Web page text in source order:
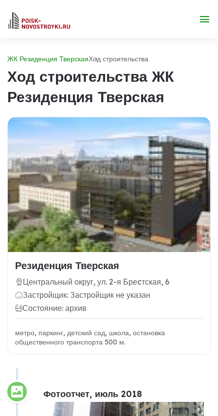
ЖК Резиденция ТверскаяХод строительства
Ход строительства ЖК
Резиденция Тверская
Резиденция Тверская
Центральный округ, ул. 2-я Бреcтская, 6
Застройщик: Застройщик не указан
Состояние: архив
метро, паркинг, детский сад, школа, остановка
общественного транспорта 500 м.
Фотоотчет, июль 2018